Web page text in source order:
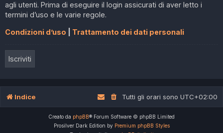
agli utenti. Prima di eseguire il login assicurati di aver letto i
termini d’uso e le varie regole.
Condizioni d’uso Trattamento dei dati personali
Iscriviti
Indice Tutti gli orari sono UTC+02:00
Creato da phpBB® Forum Software © phpBB Limited
Prosilver Dark Edition by Premium phpBB Styles